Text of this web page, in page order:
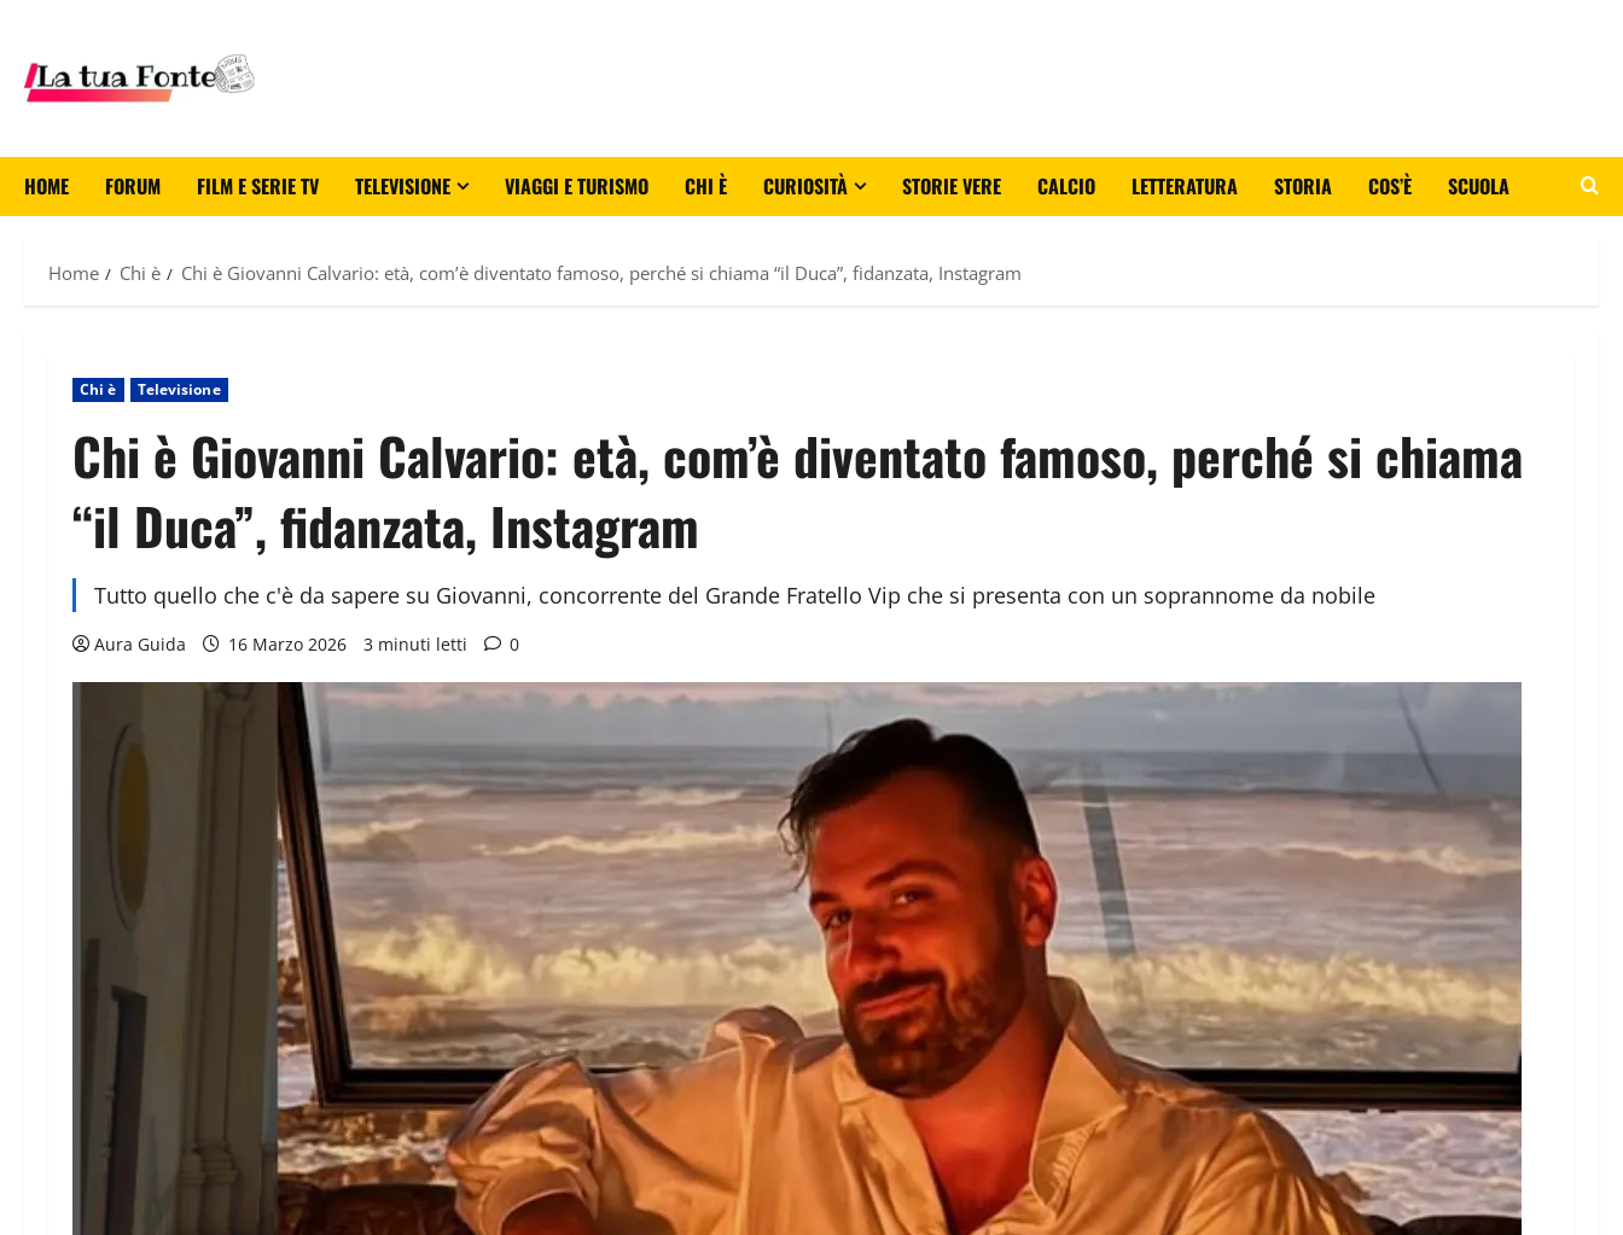
HOME FORUM FILM E SERIE TV TELEVISIONE VIAGGI E TURISMO CHI È CURIOSITÀ STORIE VERE CALCIO LETTERATURA STORIA COS’È SCUOLA
Home Chi è Chi è Giovanni Calvario: età, com’è diventato famoso, perché si chiama “il Duca”, fidanzata, Instagram
Chi è Televisione
Chi è Giovanni Calvario: età, com’è diventato famoso, perché si chiama
“il Duca”, fidanzata, Instagram
Tutto quello che c'è da sapere su Giovanni, concorrente del Grande Fratello Vip che si presenta con un soprannome da nobile
Aura Guida 16 Marzo 2026 3 minuti letti 0